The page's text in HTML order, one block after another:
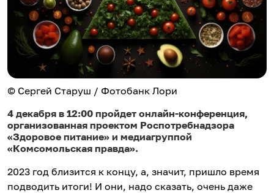
© Сергей Старуш / Фотобанк Лори
4 декабря в 12:00 пройдет онлайн-конференция,
организованная проектом Роспотребнадзора
«Здоровое питание» и медиагруппой
«Комсомольская правда».
2023 год близится к концу, а, значит, пришло время
подводить итоги! И они, надо сказать, очень даже